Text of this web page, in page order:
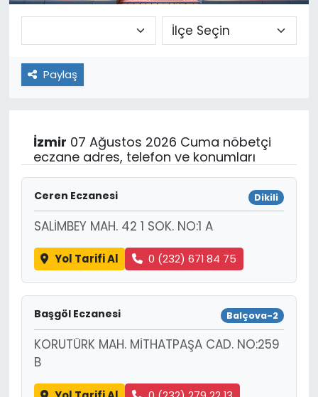
Paylaş
İzmir 07 Ağustos 2026 Cuma nöbetçi
eczane adres, telefon ve konumları
Ceren Eczanesi Dikili
SALİMBEY MAH. 42 1 SOK. NO:1 A
Yol Tarifi Al 0 (232) 671 84 75
Başgöl Eczanesi Balçova-2
KORUTÜRK MAH. MİTHATPAŞA CAD. NO:259
B